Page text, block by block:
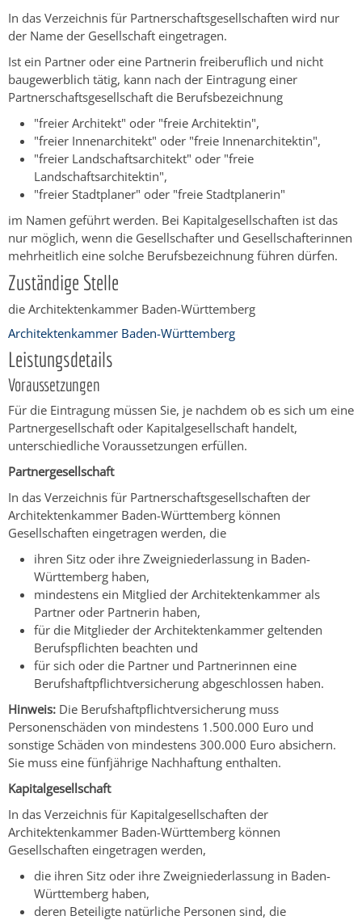
In das Verzeichnis für Partnerschaftsgesellschaften wird nur
der Name der Gesellschaft eingetragen.
Ist ein Partner oder eine Partnerin freiberuflich und nicht
baugewerblich tätig, kann nach der Eintragung einer
Partnerschaftsgesellschaft die Berufsbezeichnung
"freier Architekt" oder "freie Architektin",
"freier Innenarchitekt" oder "freie Innenarchitektin",
"freier Landschaftsarchitekt" oder "freie
Landschaftsarchitektin",
"freier Stadtplaner" oder "freie Stadtplanerin"
im Namen geführt werden. Bei Kapitalgesellschaften ist das
nur möglich, wenn die Gesellschafter und Gesellschafterinnen
mehrheitlich eine solche Berufsbezeichnung führen dürfen.
Zuständige Stelle
die Architektenkammer Baden-Württemberg
Architektenkammer Baden-Württemberg
Leistungsdetails
Voraussetzungen
Für die Eintragung müssen Sie, je nachdem ob es sich um eine
Partnergesellschaft oder Kapitalgesellschaft handelt,
unterschiedliche Voraussetzungen erfüllen.
Partnergesellschaft
In das Verzeichnis für Partnerschaftsgesellschaften der
Architektenkammer Baden-Württemberg können
Gesellschaften eingetragen werden, die
ihren Sitz oder ihre Zweigniederlassung in Baden-
Württemberg haben,
mindestens ein Mitglied der Architektenkammer als
Partner oder Partnerin haben,
für die Mitglieder der Architektenkammer geltenden
Berufspflichten beachten und
für sich oder die Partner und Partnerinnen eine
Berufshaftpflichtversicherung abgeschlossen haben.
Hinweis: Die Berufshaftpflichtversicherung muss
Personenschäden von mindestens 1.500.000 Euro und
sonstige Schäden von mindestens 300.000 Euro absichern.
Sie muss eine fünfjährige Nachhaftung enthalten.
Kapitalgesellschaft
In das Verzeichnis für Kapitalgesellschaften der
Architektenkammer Baden-Württemberg können
Gesellschaften eingetragen werden,
die ihren Sitz oder ihre Zweigniederlassung in Baden-
Württemberg haben,
deren Beteiligte natürliche Personen sind, die